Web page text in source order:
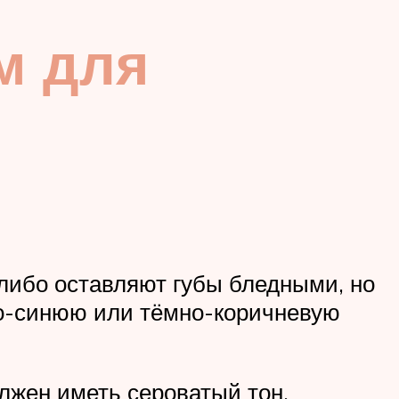
для
оставляют губы бледными, но
синюю или тёмно-коричневую
иметь сероватый тон,